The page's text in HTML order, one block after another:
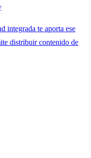
integrada te aporta ese
distribuir contenido de